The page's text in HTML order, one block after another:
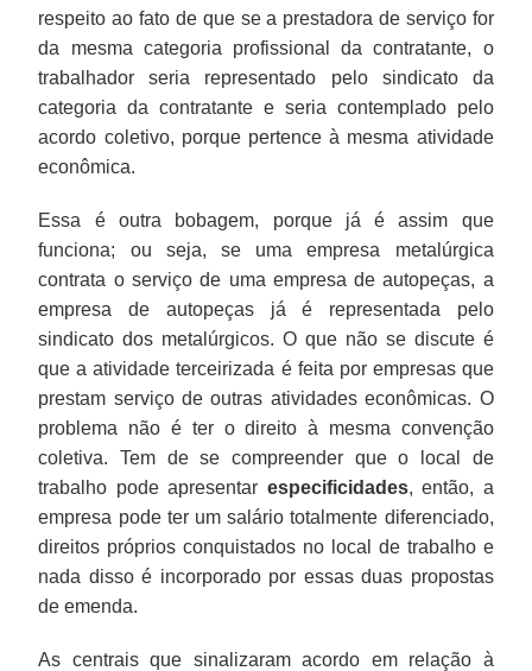
respeito ao fato de que se a prestadora de serviço for
da mesma categoria profissional da contratante, o
trabalhador seria representado pelo sindicato da
categoria da contratante e seria contemplado pelo
acordo coletivo, porque pertence à mesma atividade
econômica.
Essa é outra bobagem, porque já é assim que
funciona; ou seja, se uma empresa metalúrgica
contrata o serviço de uma empresa de autopeças, a
empresa de autopeças já é representada pelo
sindicato dos metalúrgicos. O que não se discute é
que a atividade terceirizada é feita por empresas que
prestam serviço de outras atividades econômicas. O
problema não é ter o direito à mesma convenção
coletiva. Tem de se compreender que o local de
trabalho pode apresentar especificidades, então, a
empresa pode ter um salário totalmente diferenciado,
direitos próprios conquistados no local de trabalho e
nada disso é incorporado por essas duas propostas
de emenda.
As centrais que sinalizaram acordo em relação à